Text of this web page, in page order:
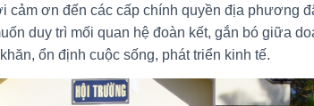
ơn đến các cấp chính quyền địa phương
duy trì mối quan hệ đoàn kết, gắn bó giữa
ổn định cuộc sống, phát triển kinh tế.